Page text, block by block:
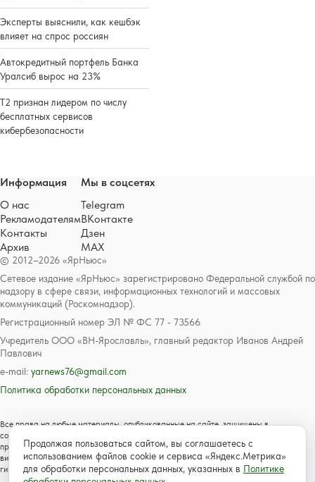
Эксперты выяснили, как кешбэк
влияет на спрос россиян
Автокредитный портфель Банка
Уралсиб вырос на 23%
Т2 признан лидером по числу
бесплатных сервисов
кибербезопасности
© 2012–2026 «ЯрНьюс»
Сетевое издание «ЯрНьюс» зарегистрировано Федеральной службой по
надзору в сфере связи, информационных технологий и массовых
коммуникаций (Роскомнадзор).
Регистрационный номер ЭЛ № ФС 77 - 73566
Учредитель ООО «ВН-Ярославль», главный редактор Иванов Андрей
Павлович
e-mail: yarnews76@gmail.com
Политика обработки персональных данных
Все права на любые материалы, опубликованные на сайте, защищены в
соответствии с российским и международным законодательством об авторском
праве и смежных правах. Любое использование текстовых, фото, аудио и
видеоматериалов возможно только с согласия правообладателя с обязательной
гиперссылкой на сайт https://www.yarnews.net; Для детей старше 16 лет.
Информация
О нас
Рекламодателям
Контакты
Архив
Мы в соцсетях
Telegram
ВКонтакте
Дзен
MAX
Продолжая пользоваться сайтом, вы соглашаетесь с
использованием файлов cookie и сервиса «Яндекс.Метрика»
для обработки персональных данных, указанных в Политике